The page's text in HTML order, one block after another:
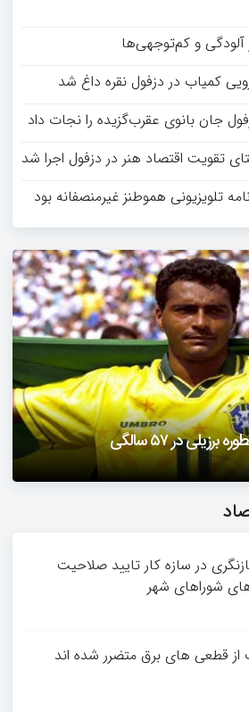
آلودگی و کم‌توجهی‌ها
کمیاب در دزفول نقره داغ شد
جان بانوی عقرب‌گزیده را نجات داد
تلویزیونی هموطنز غیرمنصفانه بود
در ۵۷ سالگی
در توئیتر ضرغامی جنجالی شد
به مجری جنجالی صدا و سیما
در سازه کار تایید صلاحیت
شوراهای شهر
از قطعی های برق متضرر شده اند